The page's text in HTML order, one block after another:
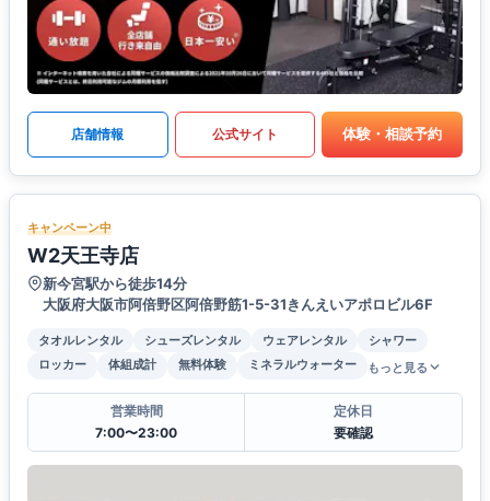
店舗情報 公式サイト 体験・相談予約
キャンペーン中
W2天王寺店
新今宮駅から徒歩14分
大阪府大阪市阿倍野区阿倍野筋1-5-31きんえいアポロビル6F
タオルレンタル シューズレンタル ウェアレンタル
シャワー
ロッカー
体組成計 無料体験 ミネラルウォーター もっと見る
営業時間
7:00〜23:00
定休日
要確認